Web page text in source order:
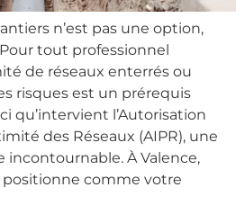
n’est pas une option,
tout professionnel
de réseaux enterrés ou
risques est un prérequis
qu’intervient l’Autorisation
des Réseaux (AIPR), une
À Valence,
positionne comme votre